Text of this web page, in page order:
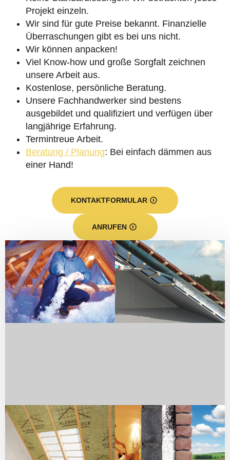
Projekt einzeln.
Wir sind für gute Preise bekannt. Finanzielle
Überraschungen gibt es bei uns nicht.
Wir können anpacken!
Viel Know-how und große Sorgfalt zeichnen
unsere Arbeit aus.
Kostenlose, persönliche Beratung.
Unsere Fachhandwerker sind bestens
ausgebildet und qualifiziert und verfügen über
langjährige Erfahrung.
Termintreue Arbeit.
Beratung / Planung: Bei einfach dämmen aus
einer Hand!
KONTAKTFORMULAR
ANRUFEN